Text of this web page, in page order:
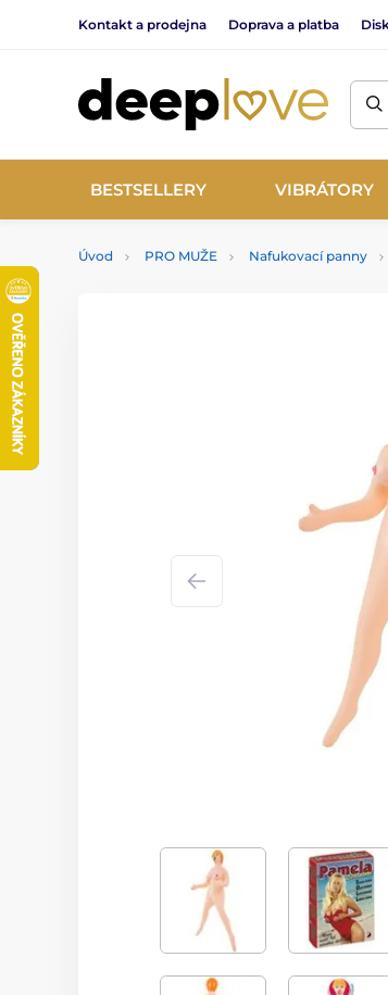
Kontakt a prodejna Doprava a platba
BESTSELLERY VIBRÁTORY
Úvod PRO MUŽE Nafukovací panny